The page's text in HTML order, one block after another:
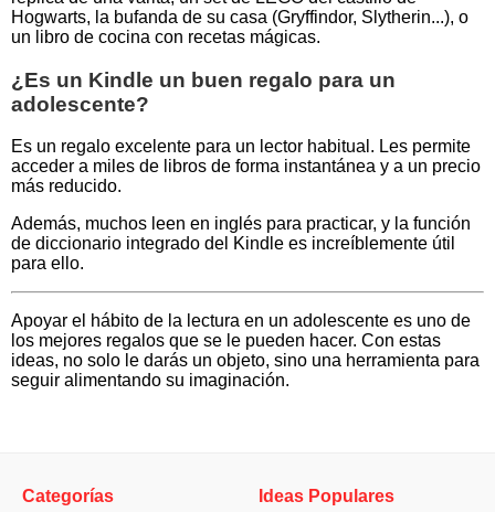
Hogwarts, la bufanda de su casa (Gryffindor, Slytherin...), o
un libro de cocina con recetas mágicas.
¿Es un Kindle un buen regalo para un
adolescente?
Es un regalo excelente para un lector habitual. Les permite
acceder a miles de libros de forma instantánea y a un precio
más reducido.
Además, muchos leen en inglés para practicar, y la función
de diccionario integrado del Kindle es increíblemente útil
para ello.
Apoyar el hábito de la lectura en un adolescente es uno de
los mejores regalos que se le pueden hacer. Con estas
ideas, no solo le darás un objeto, sino una herramienta para
seguir alimentando su imaginación.
Categorías Ideas Populares